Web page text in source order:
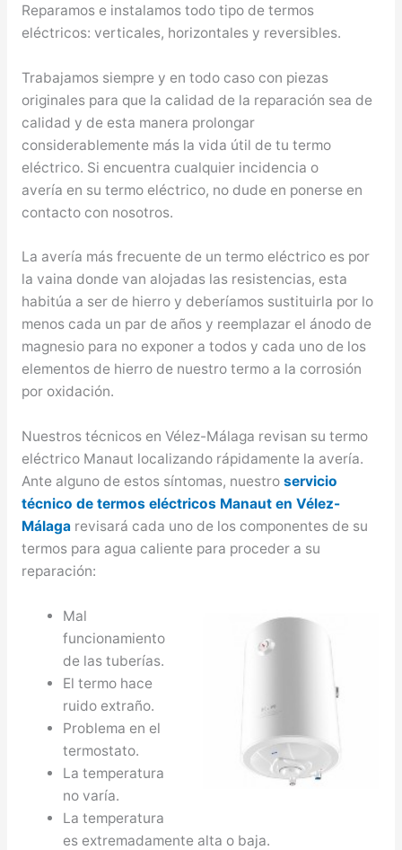
Reparamos e instalamos todo tipo de termos
eléctricos: verticales, horizontales y reversibles.
Trabajamos siempre y en todo caso con piezas
originales para que la calidad de la reparación sea de
calidad y de esta manera prolongar
considerablemente más la vida útil de tu termo
eléctrico. Si encuentra cualquier incidencia o
avería en su termo eléctrico, no dude en ponerse en
contacto con nosotros.
La avería más frecuente de un termo eléctrico es por
la vaina donde van alojadas las resistencias, esta
habitúa a ser de hierro y deberíamos sustituirla por lo
menos cada un par de años y reemplazar el ánodo de
magnesio para no exponer a todos y cada uno de los
elementos de hierro de nuestro termo a la corrosión
por oxidación.
Nuestros técnicos en Vélez-Málaga revisan su termo
eléctrico Manaut localizando rápidamente la avería.
Ante alguno de estos síntomas, nuestro servicio
técnico de termos eléctricos Manaut en Vélez-
Málagarevisará cada uno de los componentes de su
termos para agua caliente para proceder a su
reparación:
Mal
funcionamiento
de las tuberías.
El termo hace
ruido extraño.
Problema en el
termostato.
La temperatura
no varía.
La temperatura
es extremadamente alta o baja.